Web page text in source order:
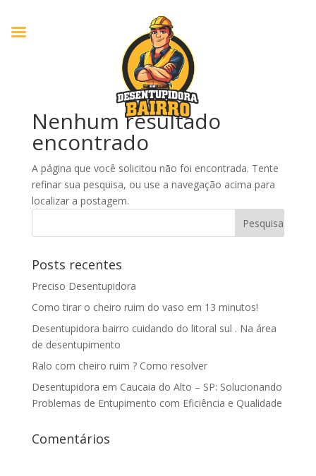
Nenhum resultado
encontrado
A página que você solicitou não foi encontrada. Tente
refinar sua pesquisa, ou use a navegação acima para
localizar a postagem.
Posts recentes
Preciso Desentupidora
Como tirar o cheiro ruim do vaso em 13 minutos!
Desentupidora bairro cuidando do litoral sul . Na área
de desentupimento
Ralo com cheiro ruim ? Como resolver
Desentupidora em Caucaia do Alto – SP: Solucionando
Problemas de Entupimento com Eficiência e Qualidade
Comentários